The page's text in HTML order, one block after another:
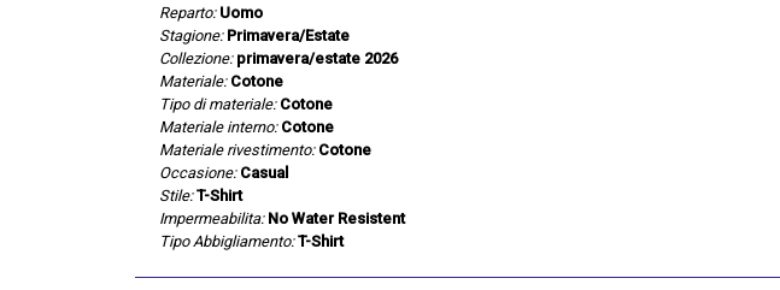
Reparto: Uomo
Stagione: Primavera/Estate
Collezione: primavera/estate 2026
Materiale: Cotone
Tipo di materiale: Cotone
Materiale interno: Cotone
Materiale rivestimento: Cotone
Occasione: Casual
Stile: T-Shirt
Impermeabilita: No Water Resistent
Tipo Abbigliamento: T-Shirt